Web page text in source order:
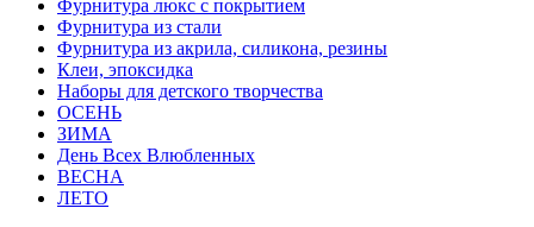
Фурнитура люкс с покрытием
Фурнитура из стали
Фурнитура из акрила, силикона, резины
Клеи, эпоксидка
Наборы для детского творчества
ОСЕНЬ
ЗИМА
День Всех Влюбленных
ВЕСНА
ЛЕТО